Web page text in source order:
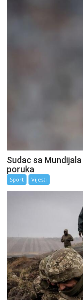
Sudac sa
poruka
Sport Vijesti